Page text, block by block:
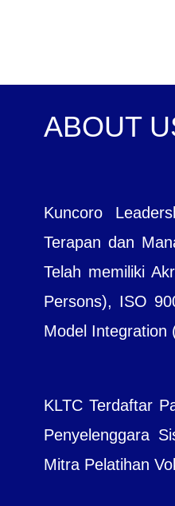
ABOUT
Kuncoro
Terapan dan
Telah memiliki
Persons), ISO
Model Integration
KLTC Terdaftar
Penyelenggara
Mitra Pelatihan